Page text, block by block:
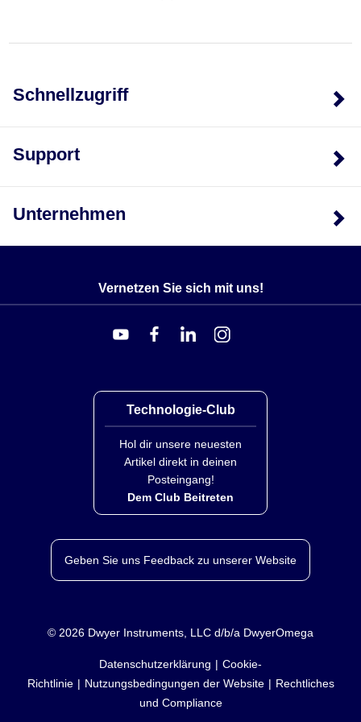
Schnellzugriff
Support
Unternehmen
Vernetzen Sie sich mit uns!
Technologie-Club
Hol dir unsere neuesten
Artikel direkt in deinen
Posteingang!
Dem Club Beitreten
Geben Sie uns Feedback zu unserer Website
© 2026 Dwyer Instruments, LLC d/b/a DwyerOmega
Datenschutzerklärung
Cookie-
Richtlinie
Nutzungsbedingungen der Website
Rechtliches
und Compliance